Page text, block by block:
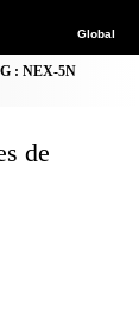
Global
: NEX-5N
de